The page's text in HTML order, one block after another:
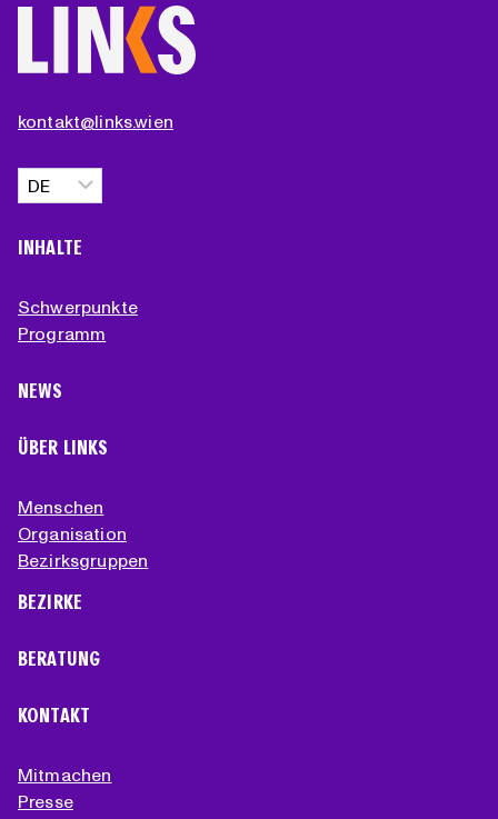
kontakt@links.wien
Sprache
auswählen
INHALTE
Schwerpunkte
Programm
NEWS
ÜBER LINKS
Menschen
Organisation
Bezirksgruppen
BEZIRKE
BERATUNG
KONTAKT
Mitmachen
Presse